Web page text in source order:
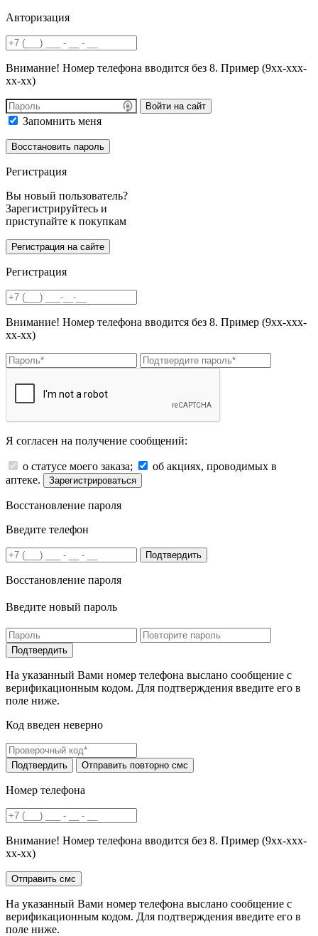
Авторизация
Внимание! Номер телефона вводится без 8. Пример (9хх-ххх-
хх-хх)
Войти на сайт
Запомнить меня
Регистрация
Вы новый пользователь?
Зарегистрируйтесь и
приступайте к покупкам
Регистрация
Внимание! Номер телефона вводится без 8. Пример (9хх-ххх-
хх-хх)
Я согласен на получение сообщений:
о статусе моего заказа;
об акциях, проводимых в
аптеке.
Зарегистрироваться
Восстановление пароля
Введите телефон
Подтвердить
Восстановление пароля
Введите новый пароль
На указанный Вами номер телефона выслано сообщение с
верификационным кодом. Для подтверждения введите его в
поле ниже.
Код введен неверно
Номер телефона
Внимание! Номер телефона вводится без 8. Пример (9хх-ххх-
хх-хх)
На указанный Вами номер телефона выслано сообщение с
верификационным кодом. Для подтверждения введите его в
поле ниже.